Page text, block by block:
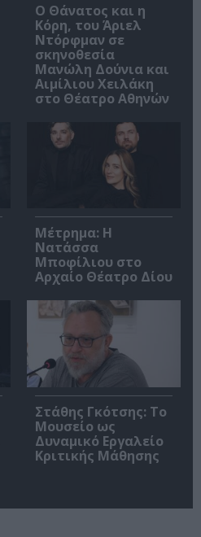
Ο Θάνατος και η
Κόρη, του Άριελ
Ντόρφμαν σε
σκηνοθεσία
Μανώλη Δούνια και
Αιμίλιου Χειλάκη
στο Θέατρο Αθηνών
Μέτρημα: Η
Νατάσσα
Μποφίλιου στο
Αρχαίο Θέατρο Δίου
Στάθης Γκότσης: Το
Μουσείο ως
Δυναμικό Εργαλείο
Κριτικής Μάθησης